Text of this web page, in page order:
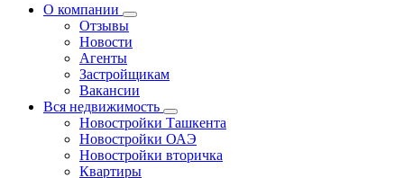
О компании
Отзывы
Новости
Агенты
Застройщикам
Вакансии
Вся недвижимость
Новостройки Ташкента
Новостройки ОАЭ
Новостройки вторичка
Квартиры